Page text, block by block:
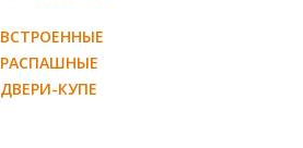
ВСТРОЕННЫЕ
РАСПАШНЫЕ
ДВЕРИ-КУПЕ